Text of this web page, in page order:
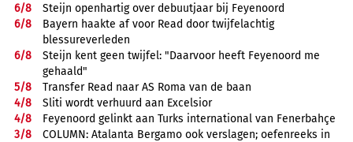
6/8
Steijn openhartig over debuutjaar bij Feyenoord
6/8
Bayern haakte af voor Read door twijfelachtig
blessureverleden
6/8
Steijn kent geen twijfel: "Daarvoor heeft Feyenoord me
gehaald"
5/8
Transfer Read naar AS Roma van de baan
4/8
Sliti wordt verhuurd aan Excelsior
4/8
Feyenoord gelinkt aan Turks international van Fenerbahçe
3/8
COLUMN: Atalanta Bergamo ook verslagen; oefenreeks in